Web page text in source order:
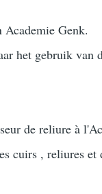
Genk.
het gebruik van
de reliure à
cuirs , reliures et